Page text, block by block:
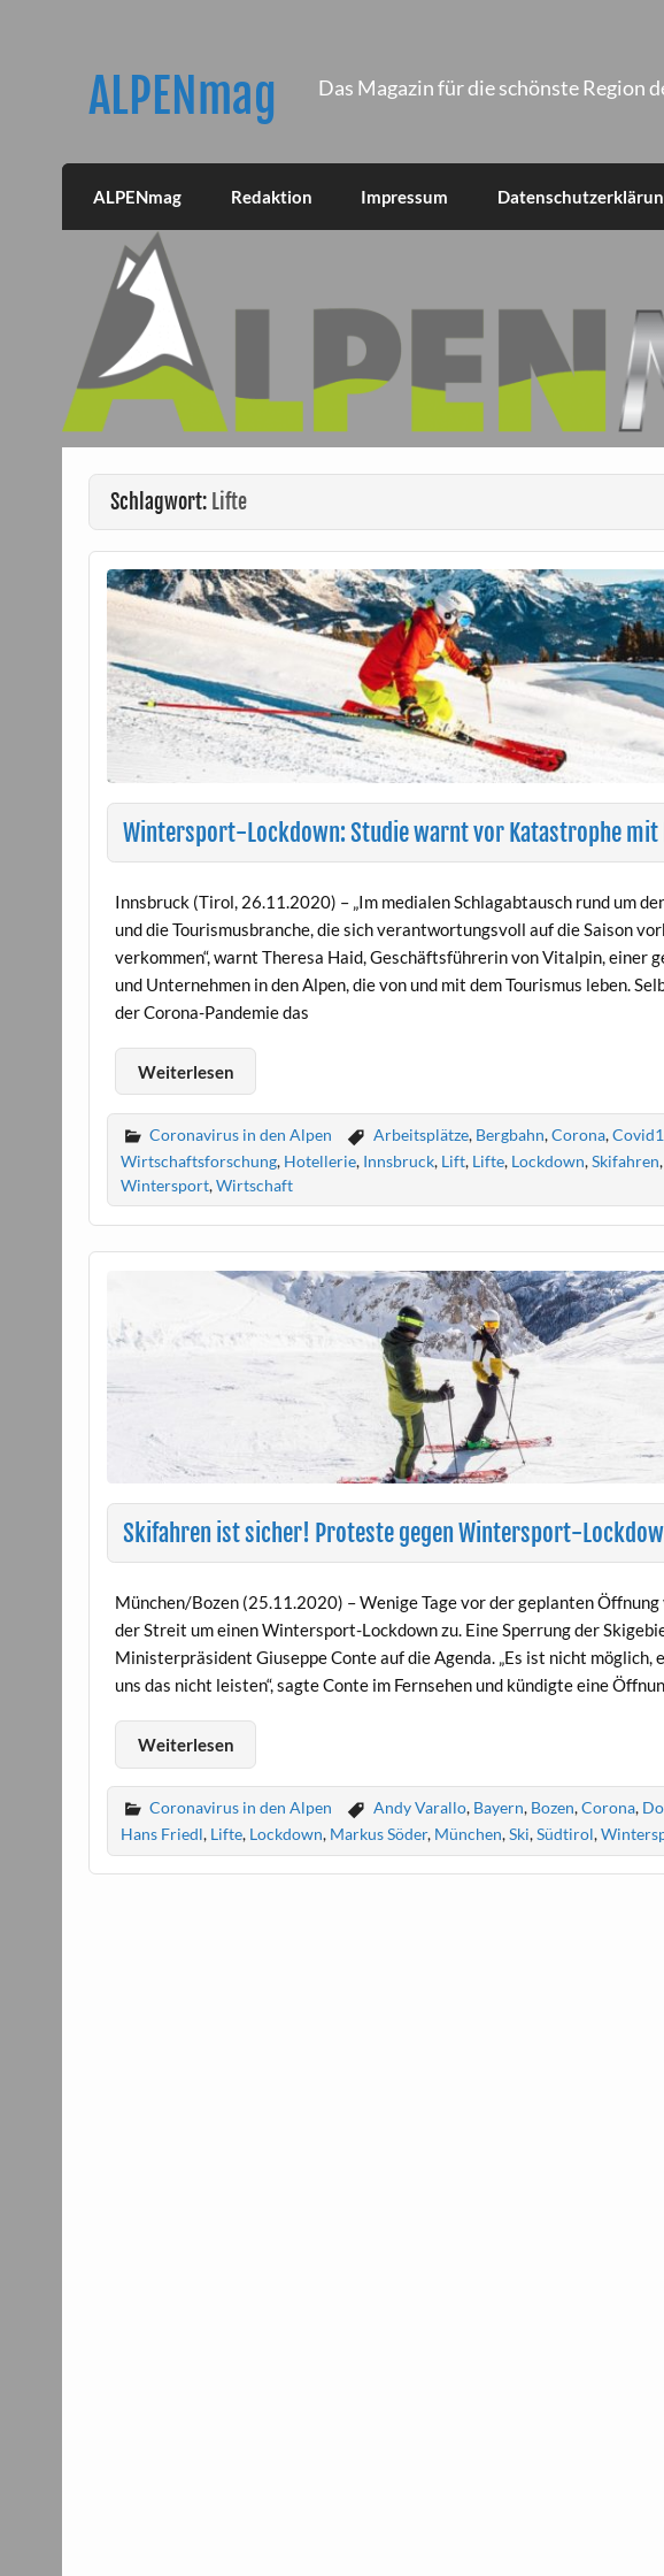
ALPENmag Das Magazin für die schönste Region
ALPENmag Redaktion Impressum
Schlagwort: Lifte
Wintersport-Lockdown: Studie warnt vor Katastrophe mit
Innsbruck (Tirol, 26.11.2020) – „Im medialen Schlagabtausch rund um
und die Tourismusbranche, die sich verantwortungsvoll auf die Saison
verkommen“, warnt Theresa Haid, Geschäftsführerin von Vitalpin, einer
und Unternehmen in den Alpen, die von und mit dem Tourismus leben.
der Corona-Pandemie das
Weiterlesen
Coronavirus in den Alpen Arbeitsplätze, Bergbahn,Corona,
Wirtschaftsforschung, Hotellerie, Innsbruck, Lift, Lifte, Lockdown,Skifahren
Wintersport,Wirtschaft
Skifahren ist sicher! Proteste gegen Wintersport-
München/Bozen (25.11.2020) – Wenige Tage vor der geplanten
der Streit um einen Wintersport-Lockdown zu. Eine Sperrung der
Ministerpräsident Giuseppe Conte auf die Agenda. „Es ist nicht
uns das nicht leisten“, sagte Conte im Fernsehen und kündigte eine
Weiterlesen
Coronavirus in den Alpen Andy Varallo, Bayern, Bozen,Corona,
Hans Friedl, Lifte, Lockdown, Markus Söder, München,Ski,Südtirol,